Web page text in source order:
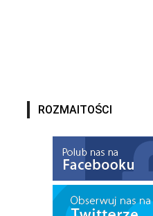
ROZMAITOŚCI